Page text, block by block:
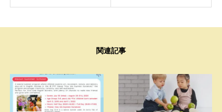
関連記事